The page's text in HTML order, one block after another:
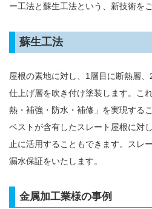
ー工法と蘇生工法という、新技術を
蘇生工法
屋根の素地に対し、1層目に断熱層
仕上げ層を吹き付け塗装します。こ
熱・補強・防水・補修」を実現する
ベストが含有したスレート屋根に対
止に活用することもできます。スレ
漏水保証をいたします。
金属加工業様の事例